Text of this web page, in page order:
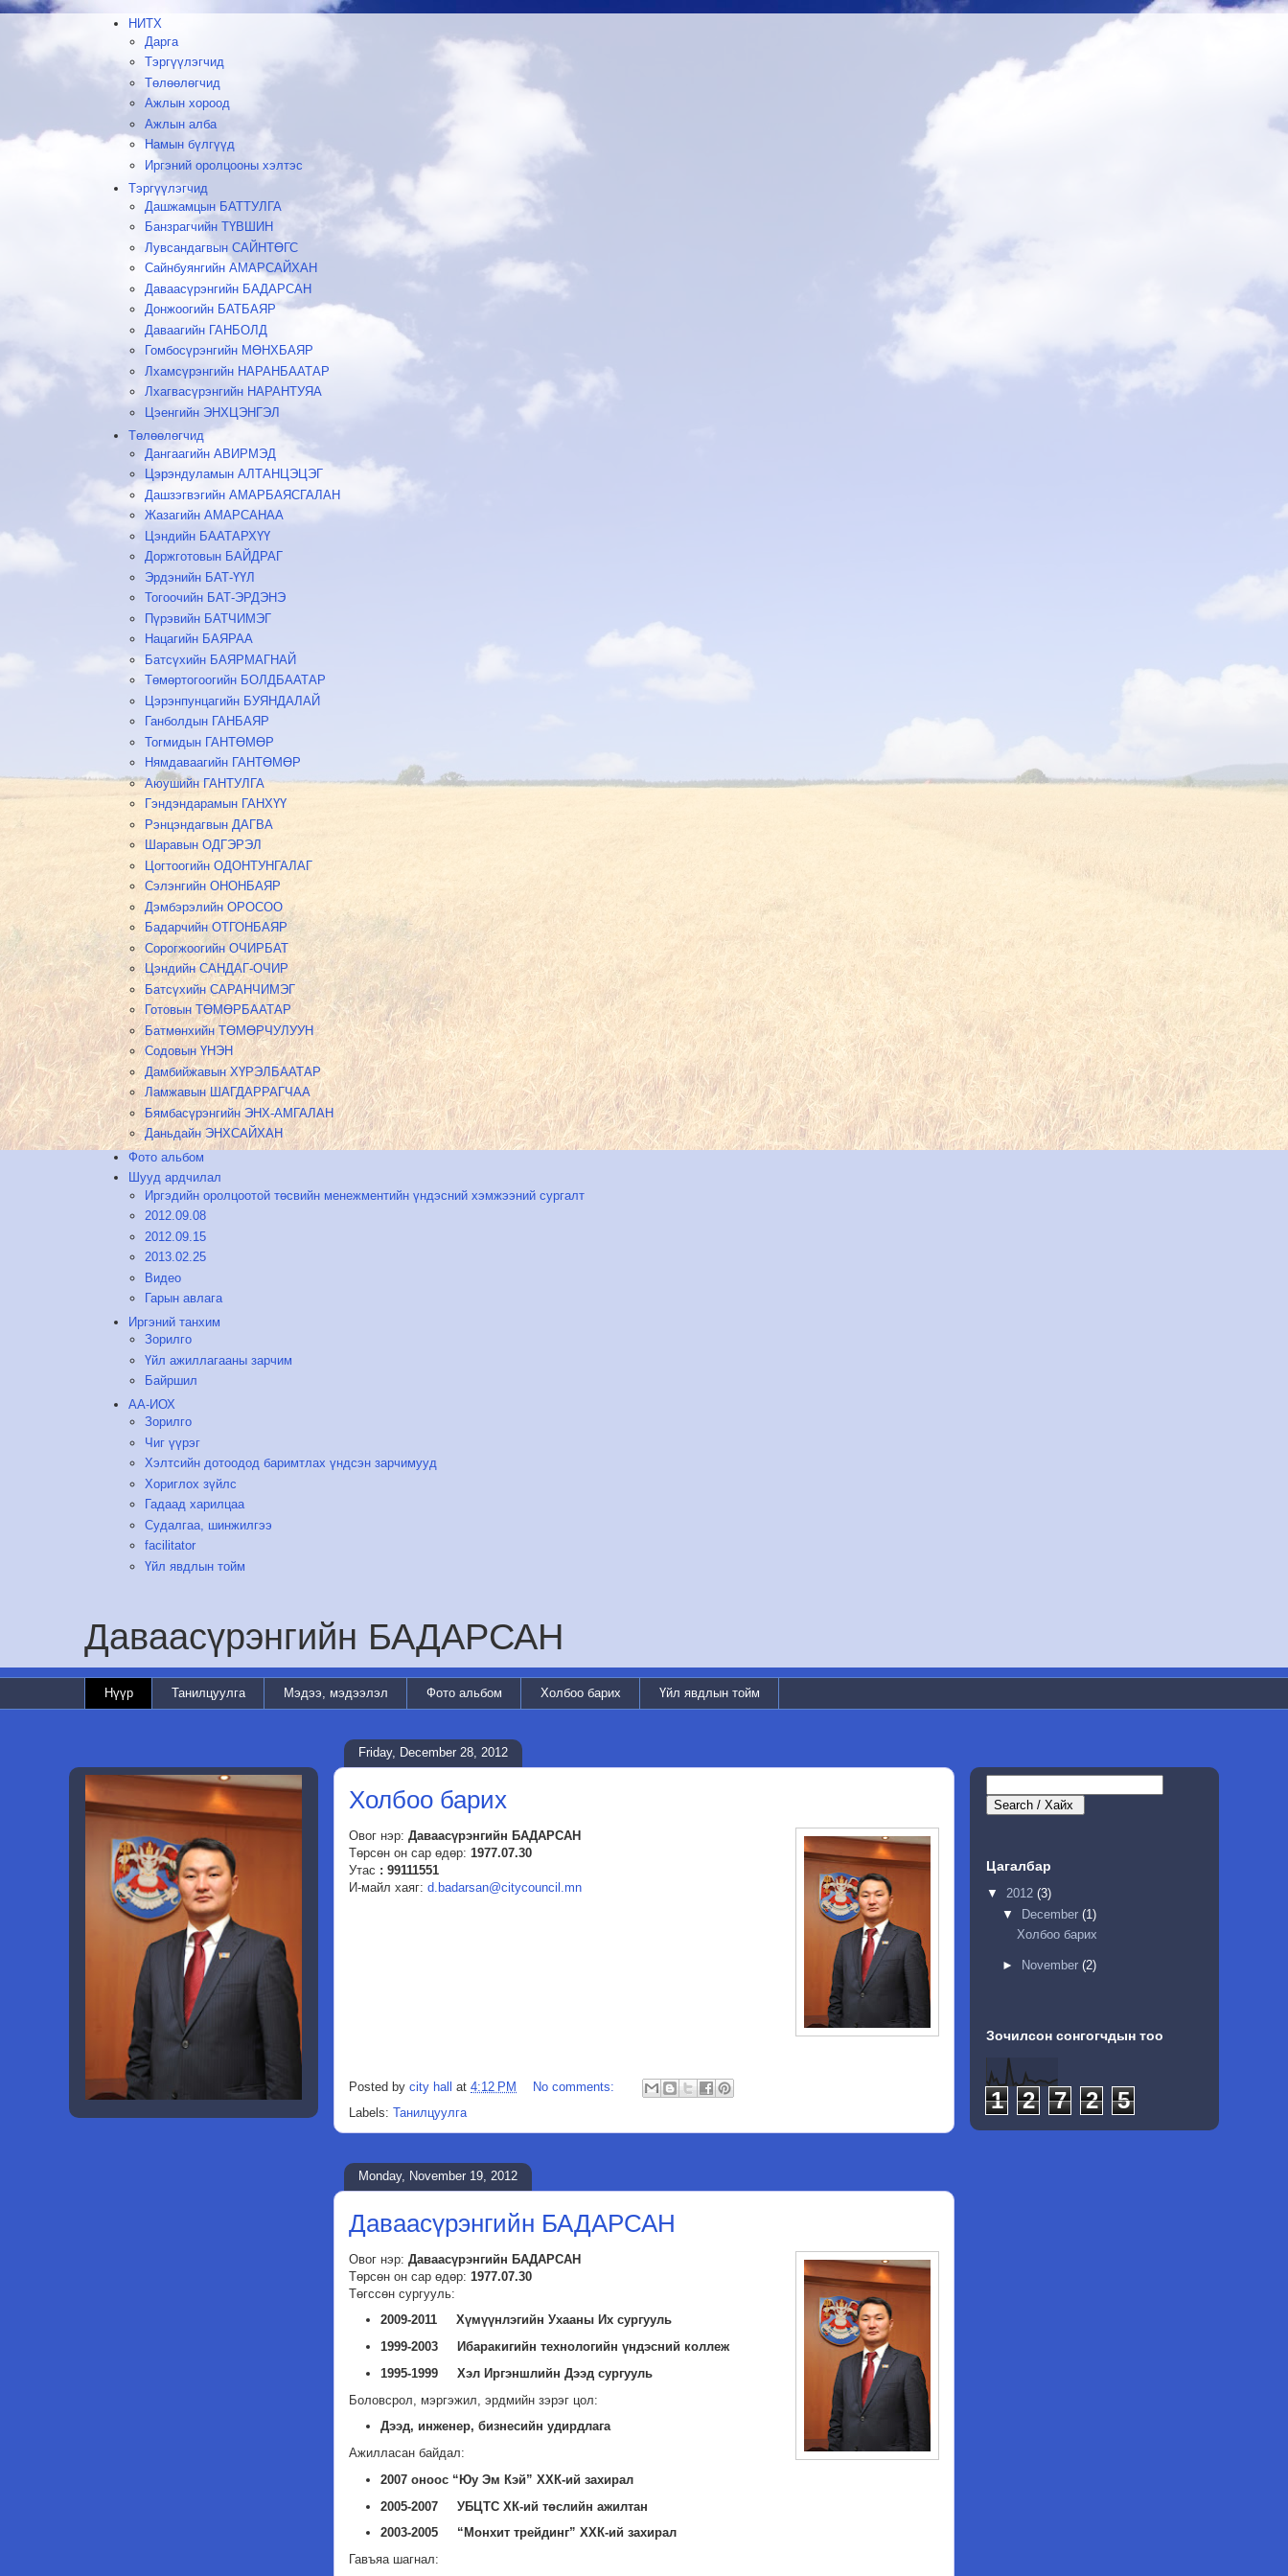
НИТХ
Дарга
Тэргүүлэгчид
Төлөөлөгчид
Ажлын хороод
Ажлын алба
Намын бүлгүүд
Иргэний оролцооны хэлтэс
Тэргүүлэгчид
Дашжамцын БАТТУЛГА
Банзрагчийн ТҮВШИН
Лувсандагвын САЙНТӨГС
Сайнбуянгийн АМАРСАЙХАН
Даваасүрэнгийн БАДАРСАН
Донжоогийн БАТБАЯР
Даваагийн ГАНБОЛД
Гомбосүрэнгийн МӨНХБАЯР
Лхамсүрэнгийн НАРАНБААТАР
Лхагвасүрэнгийн НАРАНТУЯА
Цэенгийн ЭНХЦЭНГЭЛ
Төлөөлөгчид
Дангаагийн АВИРМЭД
Цэрэндуламын АЛТАНЦЭЦЭГ
Дашзэгвэгийн АМАРБАЯСГАЛАН
Жазагийн АМАРСАНАА
Цэндийн БААТАРХҮҮ
Доржготовын БАЙДРАГ
Эрдэнийн БАТ-ҮҮЛ
Тогоочийн БАТ-ЭРДЭНЭ
Пүрэвийн БАТЧИМЭГ
Нацагийн БАЯРАА
Батсүхийн БАЯРМАГНАЙ
Төмөртогоогийн БОЛДБААТАР
Цэрэнпунцагийн БУЯНДАЛАЙ
Ганболдын ГАНБАЯР
Тогмидын ГАНТӨМӨР
Нямдаваагийн ГАНТӨМӨР
Аюушийн ГАНТУЛГА
Гэндэндарамын ГАНХҮҮ
Рэнцэндагвын ДАГВА
Шаравын ОДГЭРЭЛ
Цогтоогийн ОДОНТУНГАЛАГ
Сэлэнгийн ОНОНБАЯР
Дэмбэрэлийн ОРОСОО
Бадарчийн ОТГОНБАЯР
Сорогжоогийн ОЧИРБАТ
Цэндийн САНДАГ-ОЧИР
Батсүхийн САРАНЧИМЭГ
Готовын ТӨМӨРБААТАР
Батмөнхийн ТӨМӨРЧУЛУУН
Содовын ҮНЭН
Дамбийжавын ХҮРЭЛБААТАР
Ламжавын ШАГДАРРАГЧАА
Бямбасүрэнгийн ЭНХ-АМГАЛАН
Даньдайн ЭНХСАЙХАН
Фото альбом
Шууд ардчилал
Иргэдийн оролцоотой төсвийн менежментийн үндэсний хэмжээний сургалт
2012.09.08
2012.09.15
2013.02.25
Видео
Гарын авлага
Иргэний танхим
Зорилго
Үйл ажиллагааны зарчим
Байршил
АА-ИОХ
Зорилго
Чиг үүрэг
Хэлтсийн дотоодод баримтлах үндсэн зарчимууд
Хориглох зүйлс
Гадаад харилцаа
Судалгаа, шинжилгээ
facilitator
Үйл явдлын тойм
Даваасүрэнгийн БАДАРСАН
Нүүр Танилцуулга Мэдээ, мэдээлэл Фото альбом Холбоо барих Үйл явдлын тойм
Friday, December 28, 2012
Холбоо барих
Овог нэр: Даваасүрэнгийн БАДАРСАН
Төрсөн он сар өдөр: 1977.07.30
Утас : 99111551
И-майл хаяг: d.badarsan@citycouncil.mn
Posted by city hall at 4:12 PM
No comments:
Labels: Танилцуулга
Monday, November 19, 2012
Даваасүрэнгийн БАДАРСАН
Овог нэр: Даваасүрэнгийн БАДАРСАН
Төрсөн он сар өдөр: 1977.07.30
Төгссөн сургууль:
2009-2011 Хүмүүнлэгийн Ухааны Их сургууль
1999-2003 Ибаракигийн технологийн үндэсний коллеж
1995-1999 Хэл Иргэншлийн Дээд сургууль
Боловсрол, мэргэжил, эрдмийн зэрэг цол:
Дээд, инженер, бизнесийн удирдлага
Ажилласан байдал:
2007 оноос “Юу Эм Кэй” ХХК-ий захирал
2005-2007 УБЦТС ХК-ий төслийн ажилтан
2003-2005 “Монхит трейдинг” ХХК-ий захирал
Гавъяа шагнал:
Цагалбар
▼ 2012 (3)
▼
December (1)
Холбоо барих
► November (2)
Зочилсон сонгогчдын тоо
1 2 7 2 5